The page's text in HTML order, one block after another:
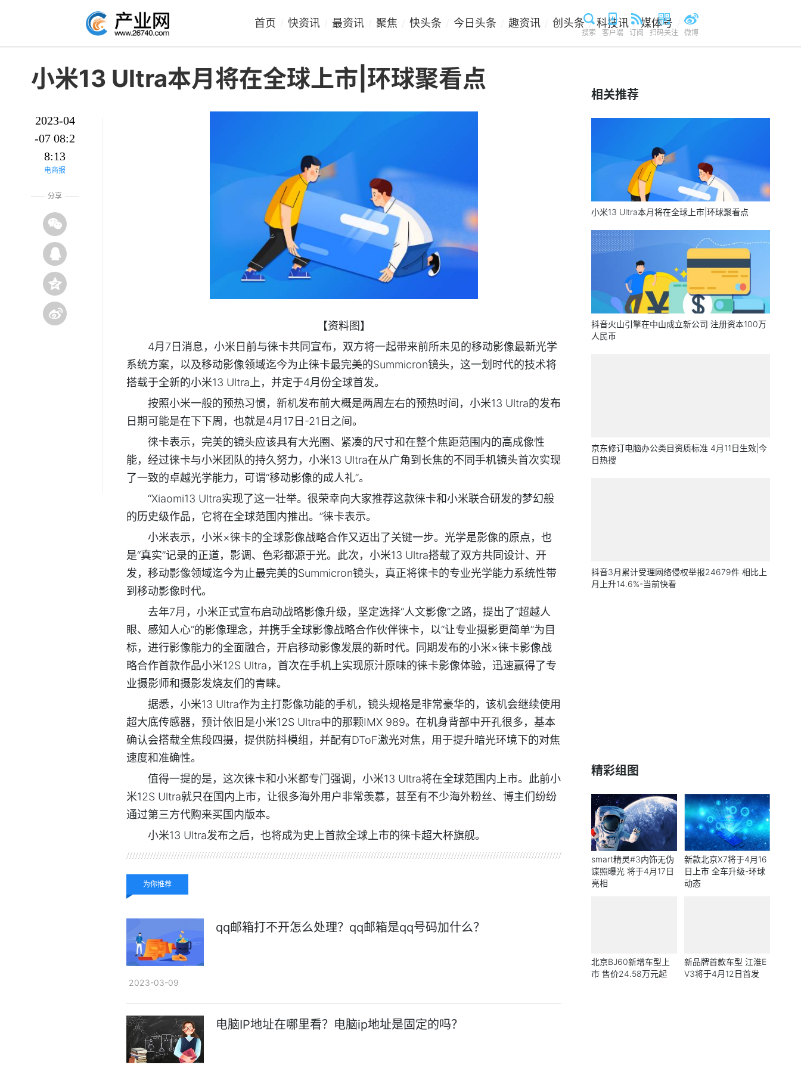
首页 快资讯 最资讯 聚焦 快头条 今日头条 趣资讯 创头条 / 科技讯 / 媒体号
搜索 客户端 订阅 扫码关注 微博
小米13 Ultra本月将在全球上市|环球聚看点
2023-04
-07 08:2
8:13
电商报
分享
【资料图】
4月7日消息，小米日前与徕卡共同宣布，双方将一起带来前所未见的移动影像最新光学
系统方案，以及移动影像领域迄今为止徕卡最完美的Summicron镜头，这一划时代的技术将
搭载于全新的小米13 Ultra上，并定于4月份全球首发。
按照小米一般的预热习惯，新机发布前大概是两周左右的预热时间，小米13 Ultra的发布
日期可能是在下下周，也就是4月17日-21日之间。
徕卡表示，完美的镜头应该具有大光圈、紧凑的尺寸和在整个焦距范围内的高成像性
能，经过徕卡与小米团队的持久努力，小米13 Ultra在从广角到长焦的不同手机镜头首次实现
了一致的卓越光学能力，可谓“移动影像的成人礼”。
“Xiaomi13 Ultra实现了这一壮举。很荣幸向大家推荐这款徕卡和小米联合研发的梦幻般
的历史级作品，它将在全球范围内推出。”徕卡表示。
小米表示，小米×徕卡的全球影像战略合作又迈出了关键一步。光学是影像的原点，也
是“真实”记录的正道，影调、色彩都源于光。此次，小米13 Ultra搭载了双方共同设计、开
发，移动影像领域迄今为止最完美的Summicron镜头，真正将徕卡的专业光学能力系统性带
到移动影像时代。
去年7月，小米正式宣布启动战略影像升级，坚定选择“人文影像”之路，提出了“超越人
眼、感知人心”的影像理念，并携手全球影像战略合作伙伴徕卡，以“让专业摄影更简单”为目
标，进行影像能力的全面融合，开启移动影像发展的新时代。同期发布的小米×徕卡影像战
略合作首款作品小米12S Ultra，首次在手机上实现原汁原味的徕卡影像体验，迅速赢得了专
业摄影师和摄影发烧友们的青睐。
据悉，小米13 Ultra作为主打影像功能的手机，镜头规格是非常豪华的，该机会继续使用
超大底传感器，预计依旧是小米12S Ultra中的那颗IMX 989。在机身背部中开孔很多，基本
确认会搭载全焦段四摄，提供防抖模组，并配有DToF激光对焦，用于提升暗光环境下的对焦
速度和准确性。
值得一提的是，这次徕卡和小米都专门强调，小米13 Ultra将在全球范围内上市。此前小
米12S Ultra就只在国内上市，让很多海外用户非常羡慕，甚至有不少海外粉丝、博主们纷纷
通过第三方代购来买国内版本。
小米13 Ultra发布之后，也将成为史上首款全球上市的徕卡超大杯旗舰。
为你推荐
qq邮箱打不开怎么处理？qq邮箱是qq号码加什么？
2023-03-09
电脑IP地址在哪里看？电脑ip地址是固定的吗？
相关推荐
小米13 Ultra本月将在全球上市|环球聚看点
抖音火山引擎在中山成立新公司 注册资本100万
人民币
京东修订电脑办公类目资质标准 4月11日生效|今
日热搜
抖音3月累计受理网络侵权举报24679件 相比上
月上升14.6%-当前快看
精彩组图
smart精灵#3内饰无伪
谍照曝光 将于4月17日
亮相
新款北京X7将于4月16
日上市 全车升级-环球
动态
北京BJ60新增车型上
市 售价24.58万元起
新品牌首款车型 江淮E
V3将于4月12日首发